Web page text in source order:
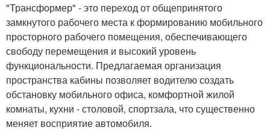
"Трансформер" - это переход от общепринятого
замкнутого рабочего места к формированию мобильного
просторного рабочего помещения, обеспечивающего
свободу перемещения и высокий уровень
функциональности. Предлагаемая организация
пространства кабины позволяет водителю создать
обстановку мобильного офиса, комфортной жилой
комнаты, кухни - столовой, спортзала, что существенно
меняет восприятие автомобиля.